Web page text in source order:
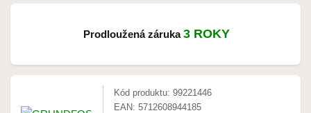
Prodloužená záruka3 ROKY
Kód produktu: 99221446
EAN: 5712608944185